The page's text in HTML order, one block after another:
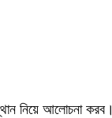
নিয়ে আলোচনা করব।